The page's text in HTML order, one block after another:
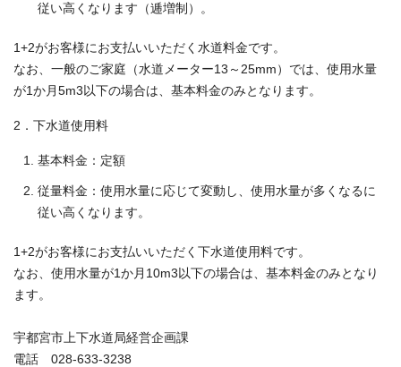
従い高くなります（逓増制）。
1+2がお客様にお支払いいただく水道料金です。
なお、一般のご家庭（水道メーター13～25mm）では、使用水量
が1か月5m3以下の場合は、基本料金のみとなります。
2．下水道使用料
基本料金：定額
従量料金：使用水量に応じて変動し、使用水量が多くなるに
従い高くなります。
1+2がお客様にお支払いいただく下水道使用料です。
なお、使用水量が1か月10m3以下の場合は、基本料金のみとなり
ます。
宇都宮市上下水道局経営企画課
電話 028-633-3238